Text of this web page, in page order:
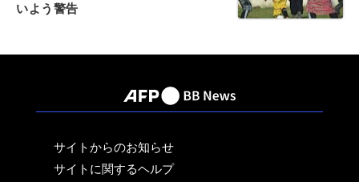
いよう警告
サイトからのお知らせ
サイトに関するヘルプ